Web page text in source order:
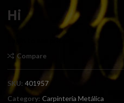
Hi
Login to see prices
Compare
SKU: 401957
Category: Carpintería Metálica